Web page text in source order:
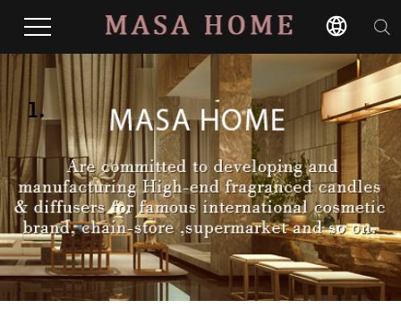
1.